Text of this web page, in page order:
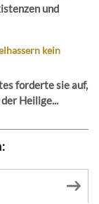
und
kein
forderte sie auf,
Heilige...